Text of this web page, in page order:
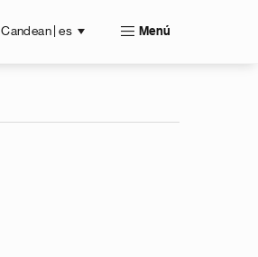
Candean | es Menú